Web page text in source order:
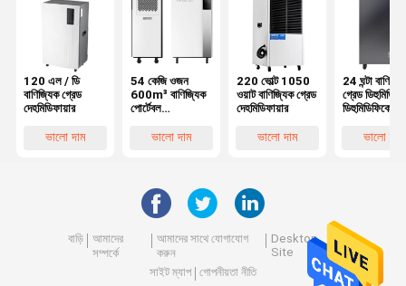
120 এল / ডি
বাণিজ্যিক গ্রেড
দেহমিডিফায়ার
ভালো দাম
54 কেজি ওজন
600m³ বাণিজ্যিক
পোর্টেবল
ভালো দাম
220 ভোল্ট 1050
ওয়াট বাণিজ্যিক গ্রেড
দেহমিডিফায়ার
ভালো দাম
24 ঘন্টা
গ্রেড
ডিহুমিডিফিকেশন
পর্যন্ত 4ভালো দাম
বাড়ি
আমাদের
সম্পর্কে
আমাদের সাথে যোগাযোগ
করুন
Desktop
Site
সাইট ম্যাপ
গোপনীয়তা নীতি